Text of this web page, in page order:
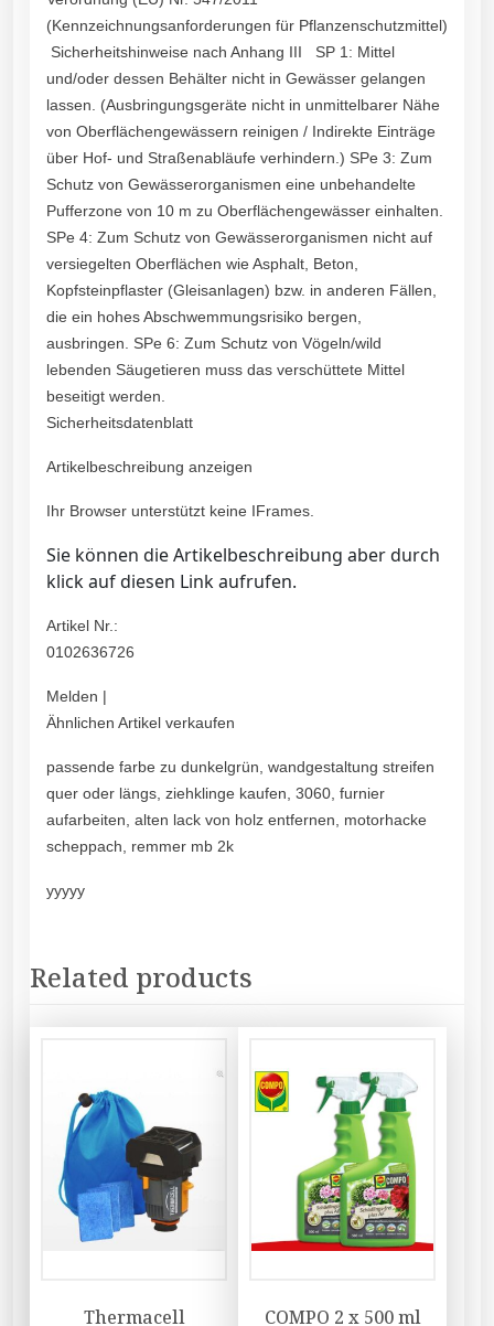
(Kennzeichnungsanforderungen für Pflanzenschutzmittel)
Sicherheitshinweise nach Anhang III SP 1: Mittel
und/oder dessen Behälter nicht in Gewässer gelangen
lassen. (Ausbringungsgeräte nicht in unmittelbarer Nähe
von Oberflächengewässern reinigen / Indirekte Einträge
über Hof- und Straßenabläufe verhindern.) SPe 3: Zum
Schutz von Gewässerorganismen eine unbehandelte
Pufferzone von 10 m zu Oberflächengewässer einhalten.
SPe 4: Zum Schutz von Gewässerorganismen nicht auf
versiegelten Oberflächen wie Asphalt, Beton,
Kopfsteinpflaster (Gleisanlagen) bzw. in anderen Fällen,
die ein hohes Abschwemmungsrisiko bergen,
ausbringen. SPe 6: Zum Schutz von Vögeln/wild
lebenden Säugetieren muss das verschüttete Mittel
beseitigt werden.
Sicherheitsdatenblatt
Artikelbeschreibung anzeigen
Ihr Browser unterstützt keine IFrames.
Sie können die Artikelbeschreibung aber durch
klick auf diesen Link aufrufen.
Artikel Nr.:
0102636726
Melden |
Ähnlichen Artikel verkaufen
passende farbe zu dunkelgrün, wandgestaltung streifen
quer oder längs, ziehklinge kaufen, 3060, furnier
aufarbeiten, alten lack von holz entfernen, motorhacke
scheppach, remmer mb 2k
yyyyy
Related products
Thermacell
COMPO 2 x 500 ml